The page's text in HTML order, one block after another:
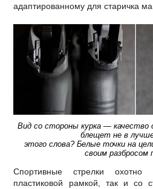
адаптированному для старичка
Вид со стороны курка —
блещет не в
этого слова? Белые точки на
своим разбросом
Спортивные стрелки
пластиковой рамкой, так и со